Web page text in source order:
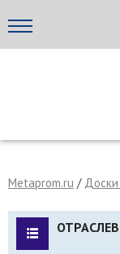
Metaprom.ru / Доски